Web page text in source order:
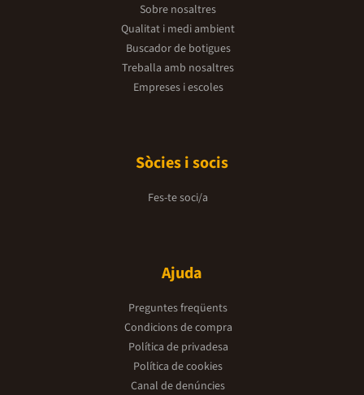
Sobre nosaltres
Qualitat i medi ambient
Buscador de botigues
Treballa amb nosaltres
Empreses i escoles
Sòcies i socis
Fes-te soci/a
Ajuda
Preguntes freqüents
Condicions de compra
Política de privadesa
Política de cookies
Canal de denúncies